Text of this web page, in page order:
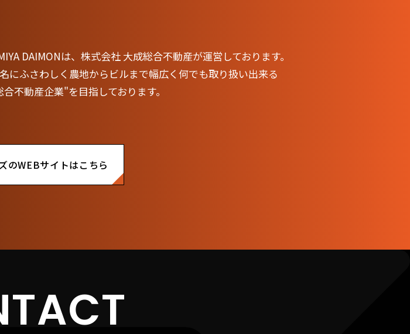
DAIMONは、株式会社 大成総合不動産が運営しております。
にふさわしく農地からビルまで幅広く何でも取り扱い出来る
合不動産企業"を目指しております。
のWEBサイトはこちら